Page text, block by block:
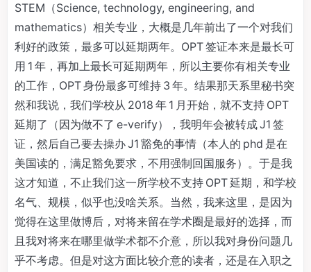
STEM（Science, technology, engineering, and
mathematics）相关专业，大概是几年前出了一个对我们
利好的政策，最多可以延期两年。OPT 签证本来是最长可
用 1 年，再加上最长可延期两年，所以主要你有相关专业
的工作，OPT 身份最多可维持 3 年。结果那天系里秘书突
然和我说，我们学校从 2018 年 1 月开始，就不支持 OPT
延期了（因为做不了 e-verify），我明年会被转成 J1 签
证，然后自己要去操办 J1 豁免的事情（本人的 phd 是在
美国读的，满足豁免要求，不用强制回国服务）。于是我
这才知道，不止我们这一所学校不支持 OPT 延期，和学校
名气、规模，似乎也没啥关系。当然，我来这里，是因为
觉得在这里做博后，对将来留在学术圈是最好的选择，而
且我对将来在哪里做学术都不介意，所以我对身份问题几
乎不考虑。但是对这方面比较介意的读者，还是在入职之